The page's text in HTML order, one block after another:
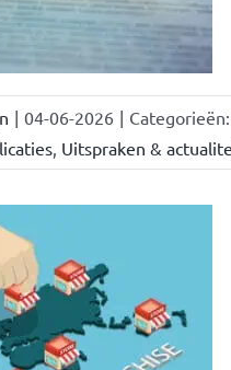
| 04-06-2026 | Categorieën:
, Uitspraken &